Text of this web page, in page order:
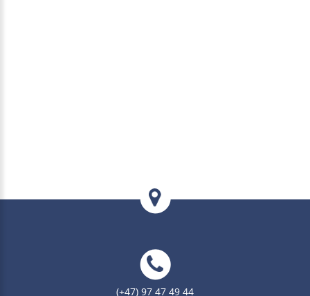
(+47) 97 47 49 44